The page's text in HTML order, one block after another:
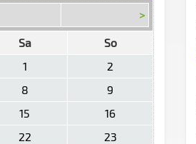
>
Sa
So
1
2
8
9
15
16
22
23